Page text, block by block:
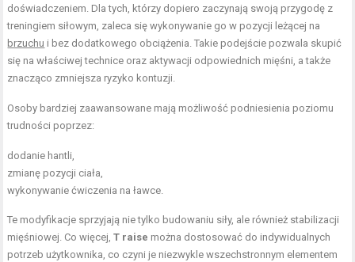
doświadczeniem. Dla tych, którzy dopiero zaczynają swoją przygodę z
treningiem siłowym, zaleca się wykonywanie go w pozycji leżącej na
brzuchu i bez dodatkowego obciążenia. Takie podejście pozwala skupić
się na właściwej technice oraz aktywacji odpowiednich mięśni, a także
znacząco zmniejsza ryzyko kontuzji.
Osoby bardziej zaawansowane mają możliwość podniesienia poziomu
trudności poprzez:
dodanie hantli,
zmianę pozycji ciała,
wykonywanie ćwiczenia na ławce.
Te modyfikacje sprzyjają nie tylko budowaniu siły, ale również stabilizacji
mięśniowej. Co więcej,T raise można dostosować do indywidualnych
potrzeb użytkownika, co czyni je niezwykle wszechstronnym elementem